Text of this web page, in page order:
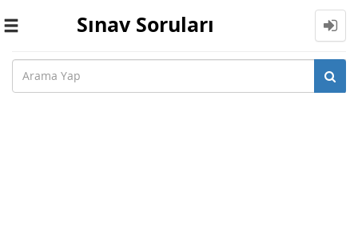
Toggle
Sınav Soruları